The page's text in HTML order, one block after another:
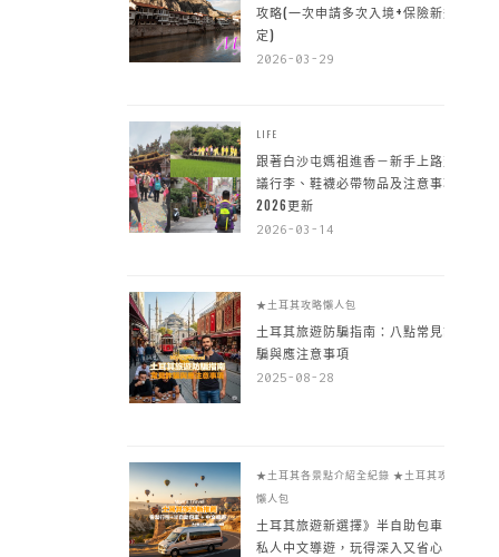
攻略(一次申請多次入境+保險新規
定)
2026-03-29
LIFE
跟著白沙屯媽祖進香－新手上路建
議行李、鞋襪必帶物品及注意事項
2026更新
2026-03-14
★土耳其攻略懶人包
土耳其旅遊防騙指南：八點常見詐
騙與應注意事項
2025-08-28
★土耳其各景點介紹全紀錄 ★土耳其攻略
懶人包
土耳其旅遊新選擇》半自助包車 +
私人中文導遊，玩得深入又省心